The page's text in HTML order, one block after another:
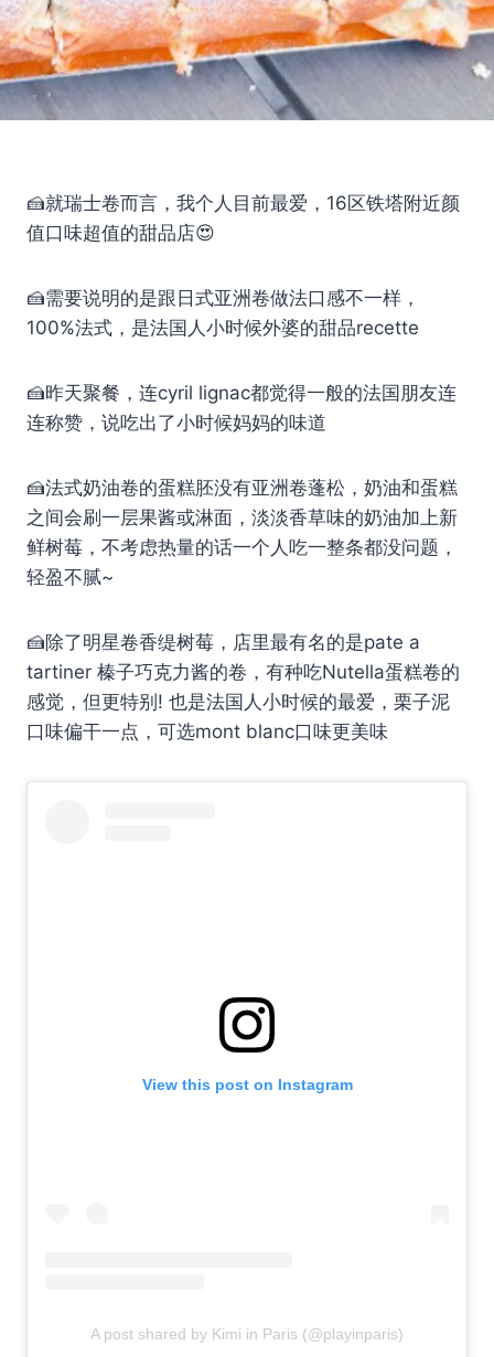
🍰就瑞士卷而言，我个人目前最爱，16区铁塔附近颜
值口味超值的甜品店😍
🍰需要说明的是跟日式亚洲卷做法口感不一样，
100%法式，是法国人小时候外婆的甜品recette
🍰昨天聚餐，连cyril lignac都觉得一般的法国朋友连
连称赞，说吃出了小时候妈妈的味道
🍰法式奶油卷的蛋糕胚没有亚洲卷蓬松，奶油和蛋糕
之间会刷一层果酱或淋面，淡淡香草味的奶油加上新
鲜树莓，不考虑热量的话一个人吃一整条都没问题，
轻盈不腻~
🍰除了明星卷香缇树莓，店里最有名的是pate a
tartiner 榛子巧克力酱的卷，有种吃Nutella蛋糕卷的
感觉，但更特别! 也是法国人小时候的最爱，栗子泥
口味偏干一点，可选mont blanc口味更美味
View this post on Instagram
A post shared by Kimi in Paris (@playinparis)